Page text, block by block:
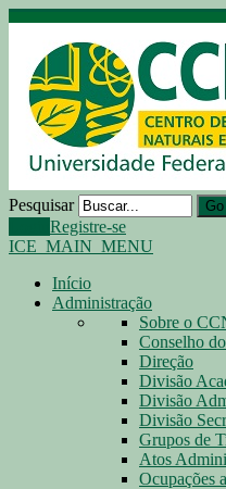
Pesquisar Go
Registre-se
ICE_MAIN_MENU
Início
Administração
Sobre o
Conselho
Direção
Divisão
Divisão
Divisão
Grupos de
Atos
Ocupações